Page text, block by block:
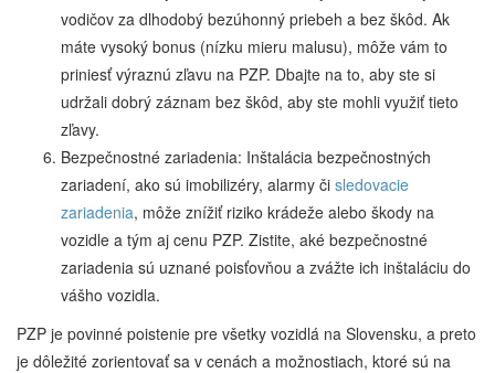
vodičov za dlhodobý bezúhonný priebeh a bez škôd. Ak
máte vysoký bonus (nízku mieru malusu), môže vám to
priniesť výraznú zľavu na PZP. Dbajte na to, aby ste si
udržali dobrý záznam bez škôd, aby ste mohli využiť tieto
zľavy.
Bezpečnostné zariadenia: Inštalácia bezpečnostných
zariadení, ako sú imobilizéry, alarmy či sledovacie
zariadenia, môže znížiť riziko krádeže alebo škody na
vozidle a tým aj cenu PZP. Zistite, aké bezpečnostné
zariadenia sú uznané poisťovňou a zvážte ich inštaláciu do
vášho vozidla.
PZP je povinné poistenie pre všetky vozidlá na Slovensku, a preto
je dôležité zorientovať sa v cenách a možnostiach, ktoré sú na